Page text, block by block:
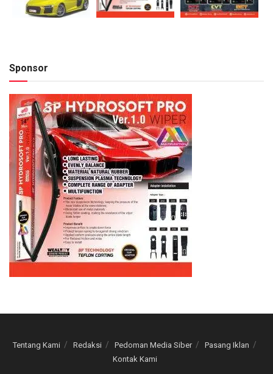
Sponsor
Tentang Kami Redaksi Pedoman Media Siber
Pasang Iklan
Kontak Kami